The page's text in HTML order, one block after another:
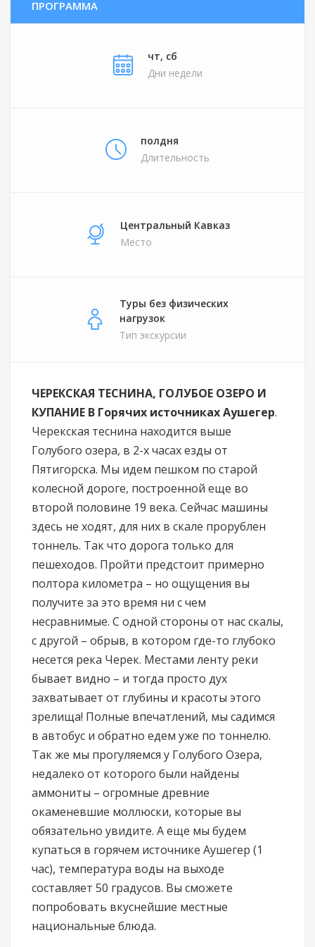
ПРОГРАММА
чт, сб
Дни недели
полдня
Длительность
Центральный Кавказ
Место
Туры без физических
нагрузок
Тип экскурсии
ЧЕРЕКСКАЯ ТЕСНИНА, ГОЛУБОЕ ОЗЕРО И
КУПАНИЕ В Горячих источниках Аушегер.
Черекская теснина находится выше
Голубого озера, в 2-х часах езды от
Пятигорска. Мы идем пешком по старой
колесной дороге, построенной еще во
второй половине 19 века. Сейчас машины
здесь не ходят, для них в скале прорублен
тоннель. Так что дорога только для
пешеходов. Пройти предстоит примерно
полтора километра – но ощущения вы
получите за это время ни с чем
несравнимые. С одной стороны от нас скалы,
с другой – обрыв, в котором где-то глубоко
несется река Черек. Местами ленту реки
бывает видно – и тогда просто дух
захватывает от глубины и красоты этого
зрелища! Полные впечатлений, мы садимся
в автобус и обратно едем уже по тоннелю.
Так же мы прогуляемся у Голубого Озера,
недалеко от которого были найдены
аммониты – огромные древние
окаменевшие моллюски, которые вы
обязательно увидите. А еще мы будем
купаться в горячем источнике Аушегер (1
час), температура воды на выходе
составляет 50 градусов. Вы сможете
попробовать вкуснейшие местные
национальные блюда.